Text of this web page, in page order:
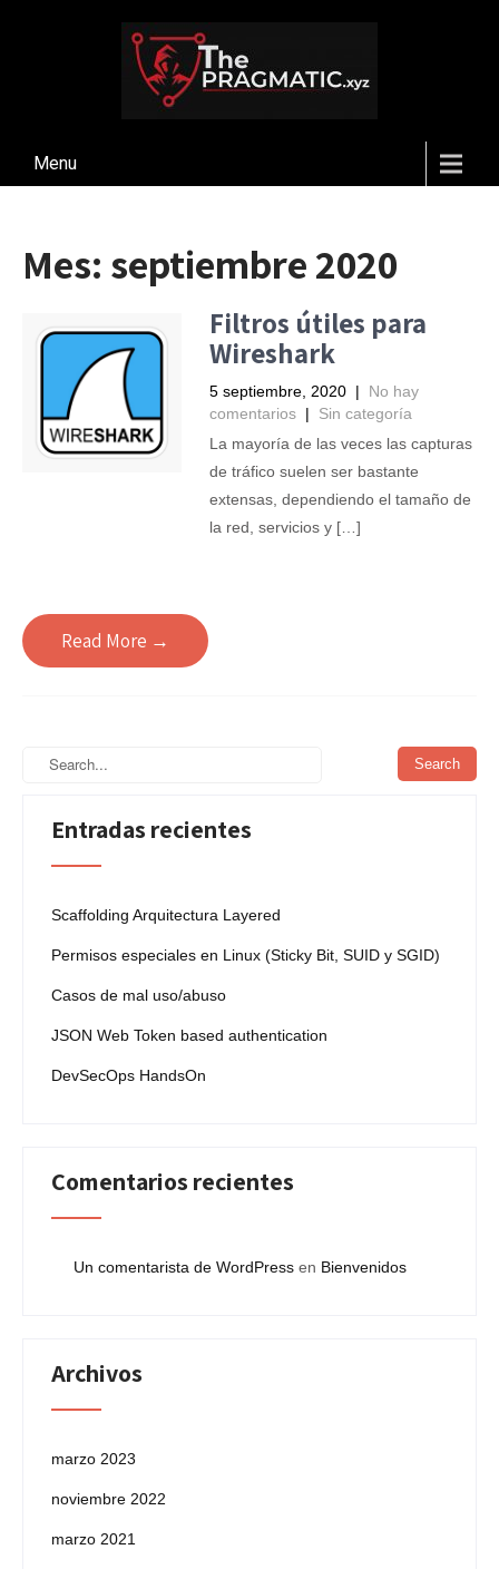
Menu
Mes: septiembre 2020
Filtros útiles para
Wireshark
5 septiembre, 2020 | No hay
comentarios | Sin categoría
La mayoría de las veces las capturas
de tráfico suelen ser bastante
extensas, dependiendo el tamaño de
la red, servicios y […]
Read More →
Entradas recientes
Scaffolding Arquitectura Layered
Permisos especiales en Linux (Sticky Bit, SUID y SGID)
Casos de mal uso/abuso
JSON Web Token based authentication
DevSecOps HandsOn
Comentarios recientes
Un comentarista de WordPress en Bienvenidos
Archivos
marzo 2023
noviembre 2022
marzo 2021